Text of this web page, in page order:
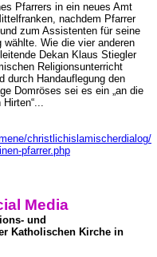
Pfarrers in ein neues Amt
nachdem Pfarrer
zum Assistenten für seine
wählte. Wie die vier anderen
Dekan Klaus Stiegler
Religionsunterricht
durch Handauflegung den
Domröses sei es ein „an die
christlichislamischerdialog/
pfarrer.php
Media
und
Katholischen Kirche in